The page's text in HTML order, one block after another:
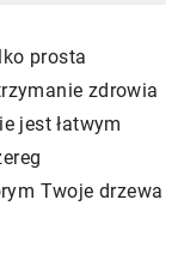
prosta
zdrowia
jest łatwym
Twoje drzewa